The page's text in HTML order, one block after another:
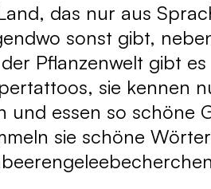
das nur aus
sonst gibt,
Pflanzenwelt gibt
sie kennen
und essen so schöne
sie schöne